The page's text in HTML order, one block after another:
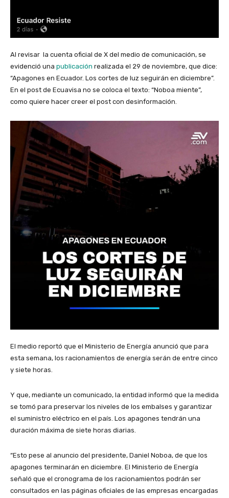
Al revisar la cuenta oficial de X del medio de comunicación, se
evidenció una publicación realizada el 29 de noviembre, que dice:
“Apagones en Ecuador. Los cortes de luz seguirán en diciembre”.
En el post de Ecuavisa no se coloca el texto: “Noboa miente”,
como quiere hacer creer el post con desinformación.
El medio reportó que el Ministerio de Energía anunció que para
esta semana, los racionamientos de energía serán de entre cinco
y siete horas.
Y que, mediante un comunicado, la entidad informó que la medida
se tomó para preservar los niveles de los embalses y garantizar
el suministro eléctrico en el país. Los apagones tendrán una
duración máxima de siete horas diarias.
“Esto pese al anuncio del presidente, Daniel Noboa, de que los
apagones terminarán en diciembre. El Ministerio de Energía
señaló que el cronograma de los racionamientos podrán ser
consultados en las páginas oficiales de las empresas encargadas